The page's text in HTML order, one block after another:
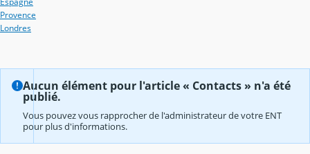
Provence
Londres
Aucun élément pour l'article « Contacts » n'a été
publié.
Vous pouvez vous rapprocher de l'administrateur de votre ENT
pour plus d'informations.